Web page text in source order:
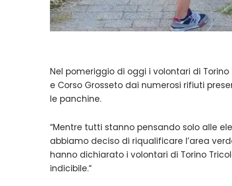
Nel pomeriggio di oggi i volontari di
e Corso Grosseto dai numerosi rifiuti
le panchine.
“Mentre tutti stanno pensando solo alle
abbiamo deciso di riqualificare l’area
hanno dichiarato i volontari di Torino
indicibile.“